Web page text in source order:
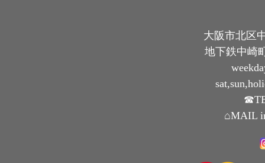
大阪市北区
地下鉄中崎
⌂MAIL